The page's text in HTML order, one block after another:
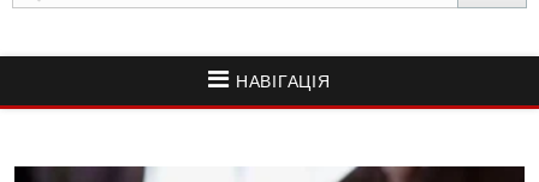
НАВІГАЦІЯ